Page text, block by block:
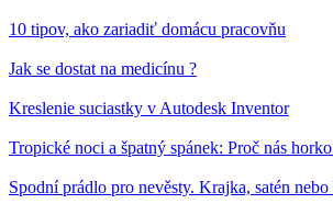
10 tipov, ako zariadiť domácu pracovňu
Jak se dostat na medicínu ?
Kreslenie suciastky v Autodesk Inventor
Tropické noci a špatný spánek: Proč nás
Spodní prádlo pro nevěsty. Krajka, satén